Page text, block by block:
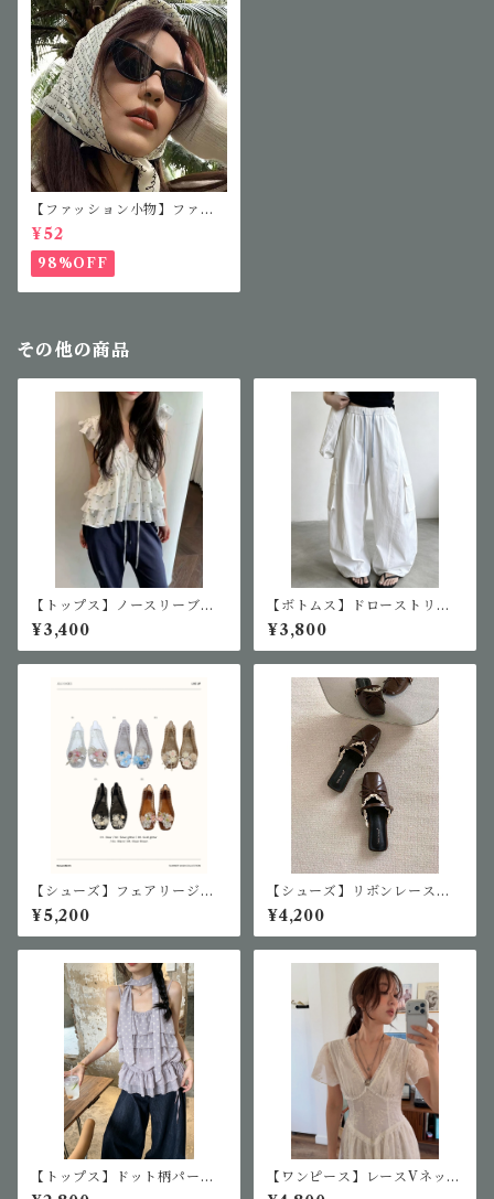
【ファッション小物】ファッ
ションサングラス
¥52
98%OFF
その他の商品
【トップス】ノースリーブ小
花柄ブラウス
¥3,400
【ボトムス】ドローストリン
グカーゴパンツ
¥3,800
【シューズ】フェアリージェ
リーシューズ
¥5,200
【シューズ】リボンレースミ
ュールサンダル
¥4,200
【トップス】ドット柄パープ
ルキャミ
【ワンピース】レースVネック
ワンピース